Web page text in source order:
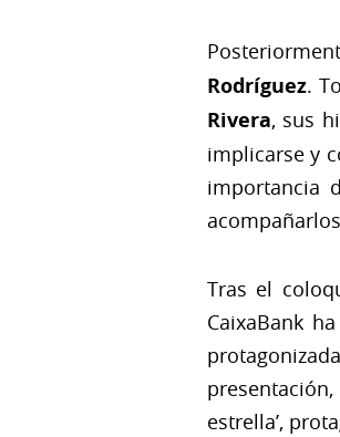
Rodríguez.
Rivera, sus
implicarse y
importancia
Tras el
CaixaBank
estrella’,